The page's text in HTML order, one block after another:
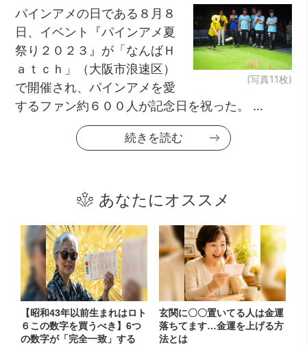
(写真11枚)
パインアメの日である８月８
日、イベント『パインアメ夏
祭り２０２３』が「なんばＨ
ａｔｃｈ」（大阪市浪速区）
で開催され、パインアメを愛
するファン約６００人が記念日を祝った。 ...
続きを読む
あなたにオススメ
【昭和43年以前生まれはロト
６この数字を買うべき】6つ
の数字が「完全一致」する
玄関に〇〇置いてる人は金運
落ちてます…金運を上げる方
法とは